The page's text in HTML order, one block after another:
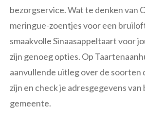
bezorgservice. Wat te denken van
meringue-zoentjes voor een
smaakvolle Sinaasappeltaart voor
zijn genoeg opties. Op
aanvullende uitleg over de soorten
zijn en check je adresgegevens van
gemeente.